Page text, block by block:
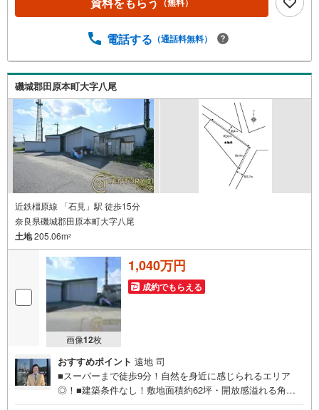
不動産キャンペーン対象店舗 ◇◇ ----当店で物件を成約い
産/物件ご成約キャンペーン】の対象になります。「資料を
ずYahoo！ JAPAN IDでログインのうえお問い合わせくださ
い。-----------------------------
電話する （通話料無料）
磯城郡田原本町大字八尾
近鉄橿原線 「石見」駅 徒歩15分
奈良県磯城郡田原本町大字八尾
土地205.06m2
画像12枚
1,040万円
成約でもらえる
おすすめポイント 遠地 司
■スーパーまで徒歩9分！自然を身近に感じられるエリア
◎！■建築条件なし！敷地面積約62坪・開放感溢れる角地